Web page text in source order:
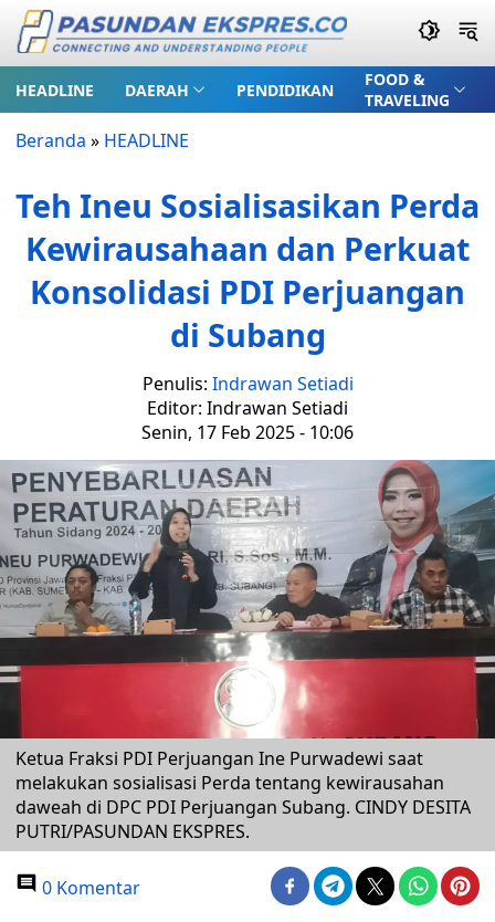
HEADLINE DAERAH PENDIDIKAN
FOOD &
TRAVELING
Beranda » HEADLINE
Teh Ineu Sosialisasikan Perda
Kewirausahaan dan Perkuat
Konsolidasi PDI Perjuangan
di Subang
Penulis: Indrawan Setiadi
Editor: Indrawan Setiadi
Senin, 17 Feb 2025 - 10:06
Ketua Fraksi PDI Perjuangan Ine Purwadewi saat
melakukan sosialisasi Perda tentang kewirausahan
daweah di DPC PDI Perjuangan Subang. CINDY DESITA
PUTRI/PASUNDAN EKSPRES.
0 Komentar